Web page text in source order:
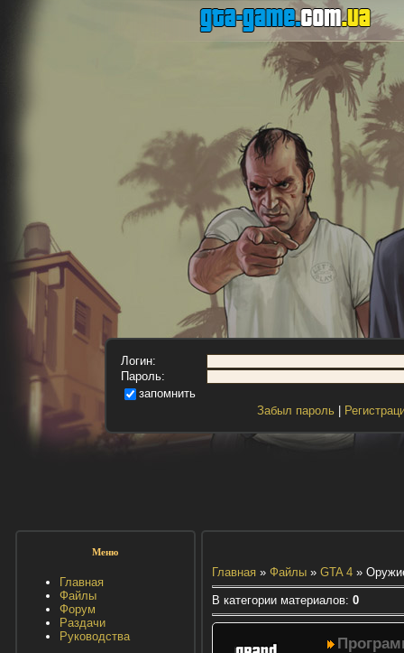
Логин:
Пароль:
запомнить
Забыл пароль|
Меню
Главная
Файлы
Форум
Раздачи
Руководства
Главная» Файлы» GTA 4»
В категории материалов: 0